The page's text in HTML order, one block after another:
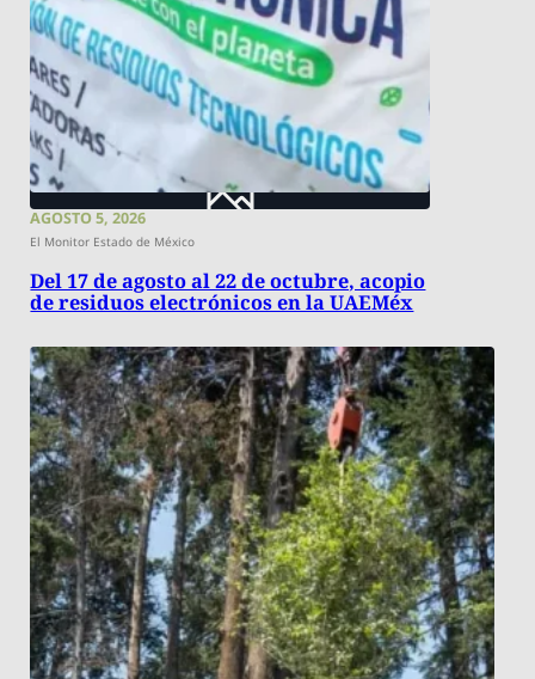
AGOSTO 5, 2026
El Monitor Estado de México
Del 17 de agosto al 22 de octubre, acopio
de residuos electrónicos en la UAEMéx